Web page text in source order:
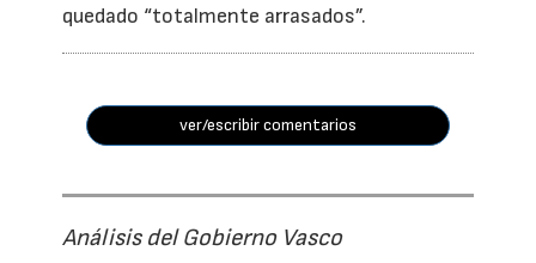
quedado “totalmente arrasados”.
ver/escribir comentarios
Análisis del Gobierno Vasco